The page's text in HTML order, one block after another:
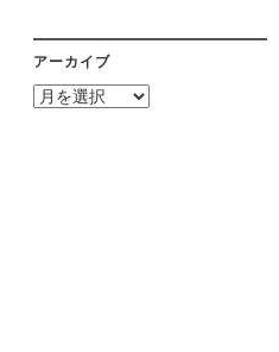
アーカイブ
ア